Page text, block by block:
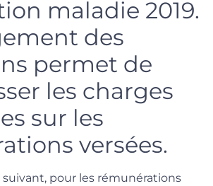
maladie 2019.
des
permet de
les charges
sur les
versées.
pour les rémunérations